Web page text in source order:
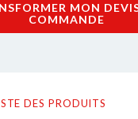
MON
COMMANDE
DES PRODUITS